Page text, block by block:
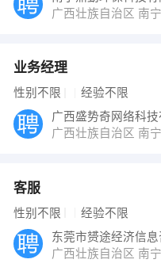
广西壮族自治区 南
业务经理
性别不限 经验不限
广西盛势奇网络科技
广西壮族自治区 南
客服
性别不限 经验不限
广西壮族自治区 南